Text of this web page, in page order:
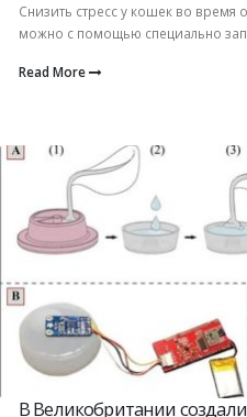
Снизить стресс у кошек во время
можно с помощью специально
Read More
В Великобритании